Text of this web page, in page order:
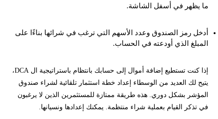
ما يظهر في أسفل الشاشة.
أدخل رمز الصندوق وعدد الأسهم التي ترغب في شرائها بناءًا على
المبلغ الذي أودعته في الحساب.
إذا كنت تستطيع إضافة أموال إلى حسابك بانتظام باستراتيجية ال DCA،
يتيح لك العديد من الوسطاء إعداد خطة استثمار تلقائية لشراء صندوق
المؤشر بشكل دوري. هذه طريقة ممتازة للمستثمرين الذين لا يرغبون
في تذكر القيام بعملية شراء منتظمة. يمكنك إعدادها ونسيانها.